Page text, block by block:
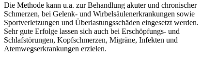
Die Methode kann u.a. zur Behandlung akuter und chronischer
Schmerzen, bei Gelenk- und Wirbelsäulenerkrankungen sowie
Sportverletzungen und Überlastungsschäden eingesetzt werden.
Sehr gute Erfolge lassen sich auch bei Erschöpfungs- und
Schlafstörungen, Kopfschmerzen, Migräne, Infekten und
Atemwegserkrankungen erzielen.